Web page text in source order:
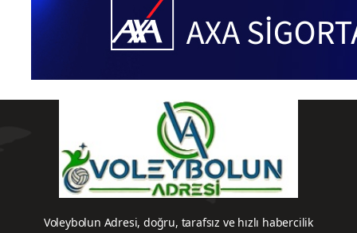
Voleybolun Adresi, doğru, tarafsız ve hızlı habercilik